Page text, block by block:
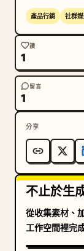
產品行銷 社群
讚
1
留言
1
分享
不止於生
從收集素材、
工作空間裡完